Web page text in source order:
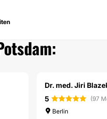
Dr. med. Jiri
5
(97
Berlin